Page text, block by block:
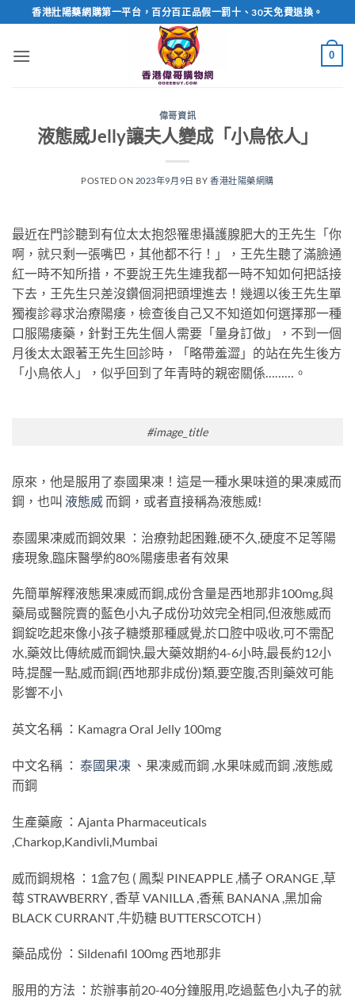
to
content
香港壯陽藥網購第一平台，百分百正品假一罰十、30天免費退換。
0
偉哥資訊
液態威Jelly讓夫人變成「小鳥依人」
POSTED ON 2023年9月9日 BY 香港壯陽藥網購
最近在門診聽到有位太太抱怨罹患攝護腺肥大的王先生「你
啊，就只剩一張嘴巴，其他都不行！」，王先生聽了滿臉通
紅一時不知所措，不要說王先生連我都一時不知如何把話接
下去，王先生只差沒鑽個洞把頭埋進去！幾週以後王先生單
獨複診尋求治療陽痿，檢查後自己又不知道如何選擇那一種
口服陽痿藥，針對王先生個人需要「量身訂做」，不到一個
月後太太跟著王先生回診時，「略帶羞澀」的站在先生後方
「小鳥依人」，似乎回到了年青時的親密關係………。
#image_title
原來，他是服用了泰國果凍！這是一種水果味道的果凍威而
鋼，也叫 液態威而鋼，或者直接稱為液態威!
泰國果凍威而鋼效果 ：治療勃起困難,硬不久,硬度不足等陽
痿現象,臨床醫學約80%陽痿患者有效果
先簡單解釋液態果凍威而鋼,成份含量是西地那非100mg,與
藥局或醫院賣的藍色小丸子成份功效完全相同,但液態威而
鋼錠吃起來像小孩子糖漿那種感覺,於口腔中吸收,可不需配
水,藥效比傳統威而鋼快,最大藥效期約4-6小時,最長約12小
時,提醒一點,威而鋼(西地那非成份)類,要空腹,否則藥效可能
影響不小
英文名稱 ：Kamagra Oral Jelly 100mg
中文名稱 ： 泰國果凍 、果凍威而鋼 ,水果味威而鋼 ,液態威
而鋼
生產藥廠 ：Ajanta Pharmaceuticals
,Charkop,Kandivli,Mumbai
威而鋼規格 ：1盒7包 ( 鳳梨 PINEAPPLE ,橘子 ORANGE ,草
莓 STRAWBERRY , 香草 VANILLA ,香蕉 BANANA ,黑加侖
BLACK CURRANT ,牛奶糖 BUTTERSCOTCH )
藥品成份 ：Sildenafil 100mg 西地那非
服用的方法 ：於辦事前20-40分鐘服用,吃過藍色小丸子的就